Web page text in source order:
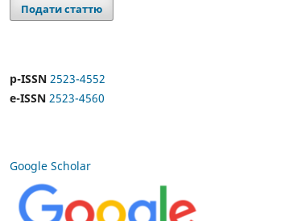
Подати статтю
p-ISSN 2523-4552
e-ISSN 2523-4560
Google Scholar